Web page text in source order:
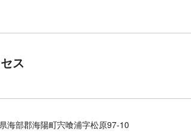
ス
海部郡海陽町宍喰浦字松原97-10